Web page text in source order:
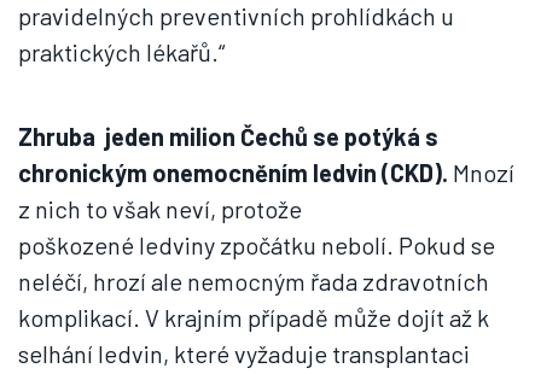
pravidelných preventivních prohlídkách u
praktických lékařů.“
Zhruba jeden milion Čechů se potýká s
chronickým onemocněním ledvin (CKD). Mnozí
z nich to však neví, protože
poškozené ledviny zpočátku nebolí. Pokud se
neléčí, hrozí ale nemocným řada zdravotních
komplikací. V krajním případě může dojít až k
selhání ledvin, které vyžaduje transplantaci